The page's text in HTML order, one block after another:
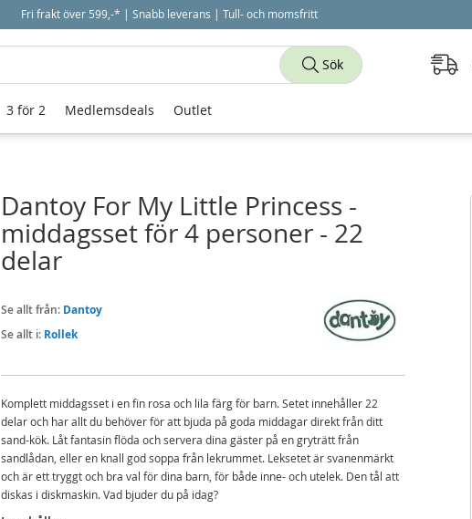
Fri frakt över 599,-* | Snabb leverans | Tull- och momsfritt
Dantoy For My Little Princess -
middagsset för 4 personer - 22
delar
Se allt från: Dantoy
Se allt i: Rollek
Komplett middagsset i en fin rosa och lila färg för barn. Setet innehåller 22
delar och har allt du behöver för att bjuda på goda middagar direkt från ditt
sand-kök. Låt fantasin flöda och servera dina gäster på en gryträtt från
sandlådan, eller en knall god soppa från lekrummet. Leksetet är svanenmärkt
och är ett tryggt och bra val för dina barn, för både inne- och utelek. Den tål att
diskas i diskmaskin. Vad bjuder du på idag?
Sök
3 för 2 Medlemsdeals Outlet